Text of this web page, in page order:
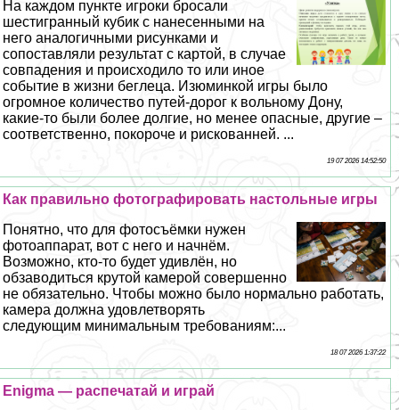
На каждом пункте игроки бросали
шестигранный кубик с нанесенными на
него аналогичными рисунками и
сопоставляли результат с картой, в случае
совпадения и происходило то или иное
событие в жизни беглеца. Изюминкой игры было
огромное количество путей-дорог к вольному Дону,
какие-то были более долгие, но менее опасные, другие –
соответственно, покороче и рискованней. ...
19 07 2026 14:52:50
Как правильно фотографировать настольные игры
Понятно, что для фотосъёмки нужен
фотоаппарат, вот с него и начнём.
Возможно, кто-то будет удивлён, но
обзаводиться крутой камерой совершенно
не обязательно. Чтобы можно было нормально работать,
камера должна удовлетворять
следующим минимальным требованиям:...
18 07 2026 1:37:22
Enigma — распечатай и играй